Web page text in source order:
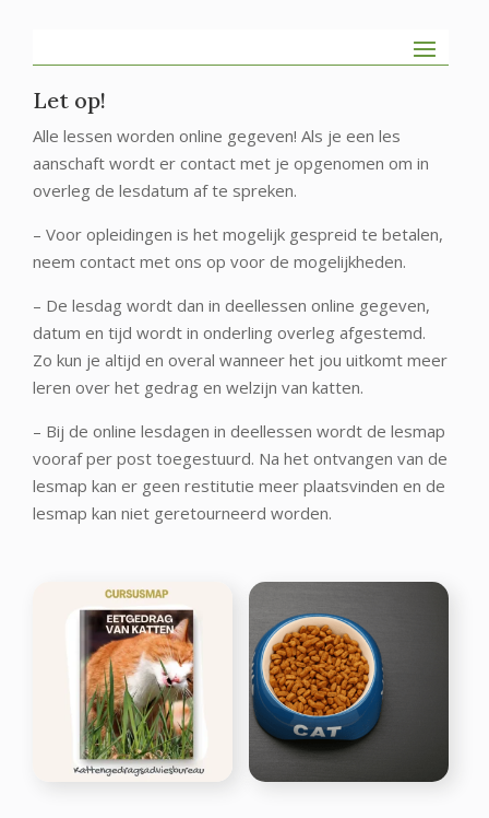
Let op!
Alle lessen worden online gegeven! Als je een les
aanschaft wordt er contact met je opgenomen om in
overleg de lesdatum af te spreken.
– Voor opleidingen is het mogelijk gespreid te betalen,
neem contact met ons op voor de mogelijkheden.
– De lesdag wordt dan in deellessen online gegeven,
datum en tijd wordt in onderling overleg afgestemd.
Zo kun je altijd en overal wanneer het jou uitkomt meer
leren over het gedrag en welzijn van katten.
– Bij de online lesdagen in deellessen wordt de lesmap
vooraf per post toegestuurd. Na het ontvangen van de
lesmap kan er geen restitutie meer plaatsvinden en de
lesmap kan niet geretourneerd worden.